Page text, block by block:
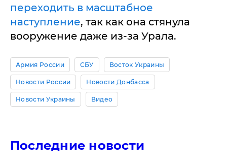
переходить в масштабное
наступление, так как она стянула
вооружение даже из-за Урала.
Армия России СБУ Восток Украины
Новости России Новости Донбасса
Новости Украины Видео
Последние новости